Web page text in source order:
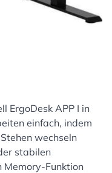
ErgoDesk APP I in
einfach, indem
wechseln
stabilen
Memory-Funktion